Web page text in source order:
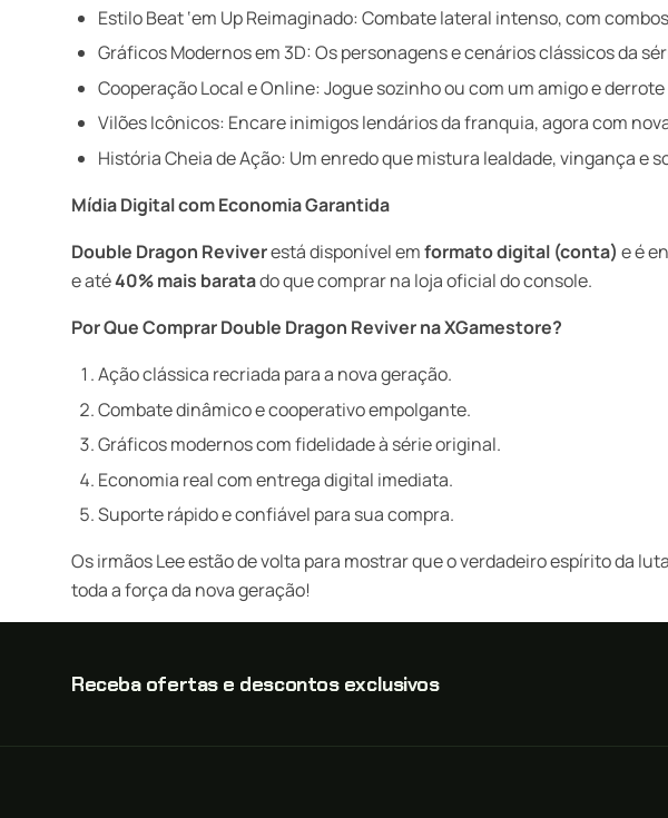
Estilo Beat ‘em Up Reimaginado: Combate lateral intenso, com
Gráficos Modernos em 3D: Os personagens e cenários clássicos da
Cooperação Local e Online: Jogue sozinho ou com um amigo e
Vilões Icônicos: Encare inimigos lendários da franquia, agora com
História Cheia de Ação: Um enredo que mistura lealdade, vingança e
Mídia Digital com Economia Garantida
Double Dragon Reviverestá disponível emformato digital (conta) e é
e até40% mais baratado que comprar na loja oficial do console.
Por Que Comprar Double Dragon Reviver na XGamestore?
Ação clássica recriada para a nova geração.
Combate dinâmico e cooperativo empolgante.
Gráficos modernos com fidelidade à série original.
Economia real com entrega digital imediata.
Suporte rápido e confiável para sua compra.
Os irmãos Lee estão de volta para mostrar que o verdadeiro espírito da
toda a força da nova geração!
Receba ofertas e descontos exclusivos